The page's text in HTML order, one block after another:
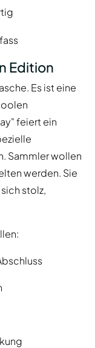
Edition
Es ist eine
feiert ein
Sammler wollen
werden. Sie
stolz,